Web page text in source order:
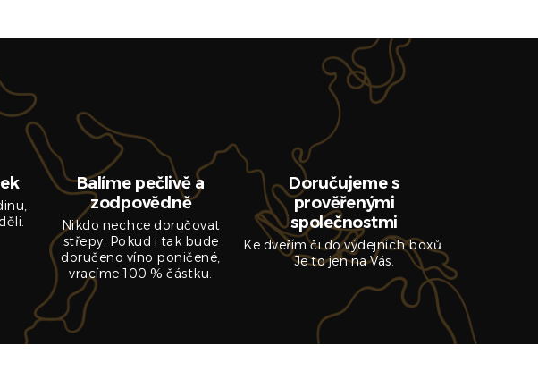
Balíme pečlivě a
zodpovědně
Nikdo nechce doručovat
střepy. Pokud i tak bude
doručeno víno poničené,
vracíme 100 % částku.
Doručujeme s
prověřenými
společnostmi
Ke dveřím či do výdejních boxů.
Je to jen na Vás.